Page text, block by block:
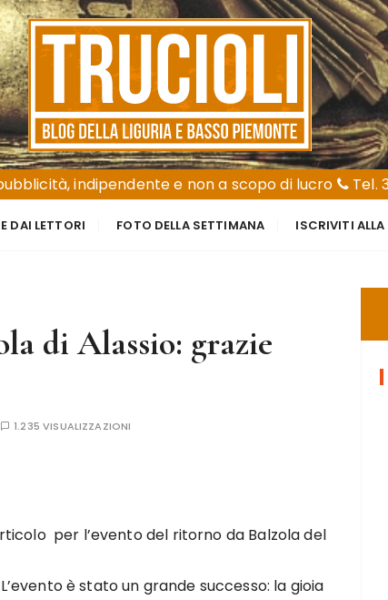
indipendente e non a scopo di lucro
Tel.
DAI LETTORI FOTO DELLA SETTIMANA ISCRIVITI ALLA
di Alassio: grazie
1.235 VISUALIZZAZIONI
per l’evento del ritorno da Balzola del
è stato un grande successo: la gioia